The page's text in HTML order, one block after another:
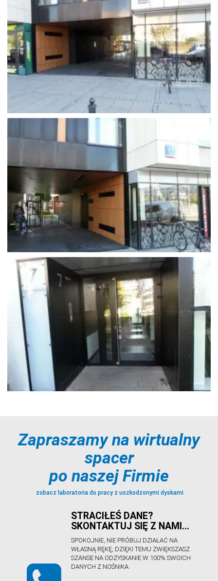
Zapraszamy na wirtualny
spacer
po naszej Firmie
zobacz laboratoria do pracy z uszkodzonymi dyskami
STRACIŁEŚ DANE?
SKONTAKTUJ SIĘ Z NAMI…
SPOKOJNIE, NIE PRÓBUJ DZIAŁAĆ NA
WŁASNĄ RĘKĘ, DZIĘKI TEMU ZWIĘKSZASZ
SZANSE NA ODZYSKANIE W 100% SWOICH
DANYCH Z NOŚNIKA.